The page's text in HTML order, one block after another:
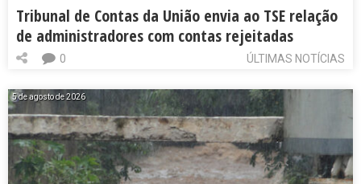
Tribunal de Contas da União envia ao TSE relação
de administradores com contas rejeitadas
ÚLTIMAS NOTÍCIAS
0
5 de agosto de 2026